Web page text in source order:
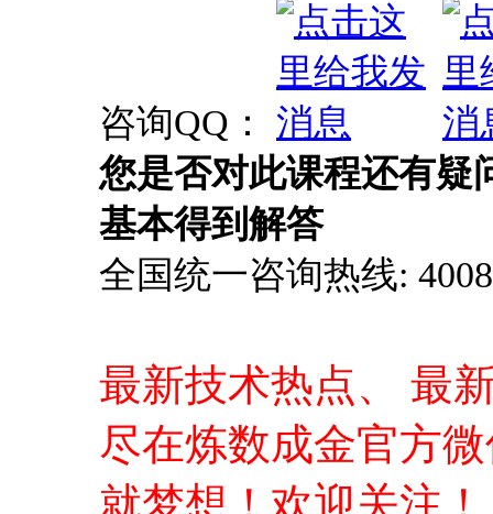
咨询QQ：
您是否对此课程还有疑
基本得到解答
全国统一咨询热线:
最新技术热点、 最
尽在炼数成金官方
就梦想！欢迎关注！